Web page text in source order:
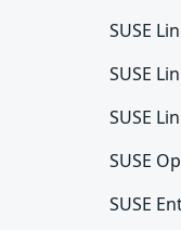
SUSE
SUSE
SUSE
SUSE
SUSE